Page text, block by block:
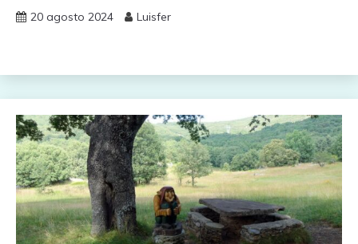
20 agosto 2024 Luisfer